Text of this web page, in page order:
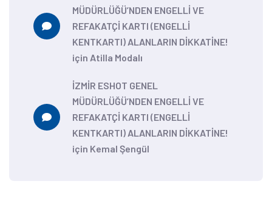
MÜDÜRLÜĞÜ’NDEN ENGELLİ VE
REFAKATÇİ KARTI (ENGELLİ
KENTKARTI) ALANLARIN DİKKATİNE!
için Atilla Modalı
İZMİR ESHOT GENEL
MÜDÜRLÜĞÜ’NDEN ENGELLİ VE
REFAKATÇİ KARTI (ENGELLİ
KENTKARTI) ALANLARIN DİKKATİNE!
için Kemal Şengül